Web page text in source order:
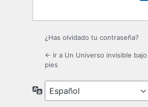
¿Has olvidado tu contraseña?
← Ir a Un Universo invisible
pies
Idioma